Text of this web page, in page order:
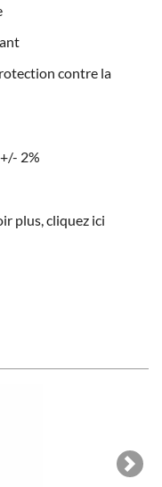
contre la
2%
plus, cliquez ici
Next